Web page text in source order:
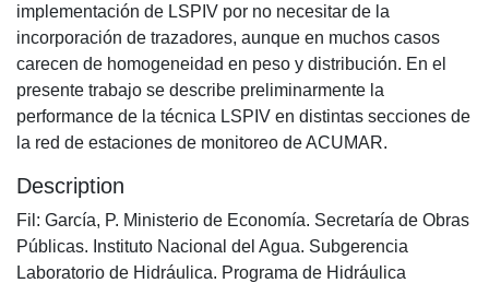
implementación de LSPIV por no necesitar de la
incorporación de trazadores, aunque en muchos casos
carecen de homogeneidad en peso y distribución. En el
presente trabajo se describe preliminarmente la
performance de la técnica LSPIV en distintas secciones de
la red de estaciones de monitoreo de ACUMAR.
Description
Fil: García, P. Ministerio de Economía. Secretaría de Obras
Públicas. Instituto Nacional del Agua. Subgerencia
Laboratorio de Hidráulica. Programa de Hidráulica